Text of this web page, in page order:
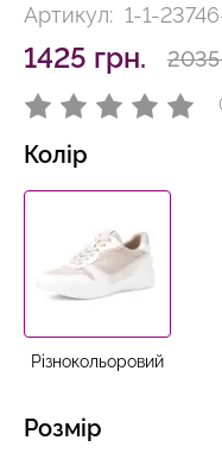
Артикул: 1-1-
1425 грн. 2035
Колір
Різнокольоровий
Розмір